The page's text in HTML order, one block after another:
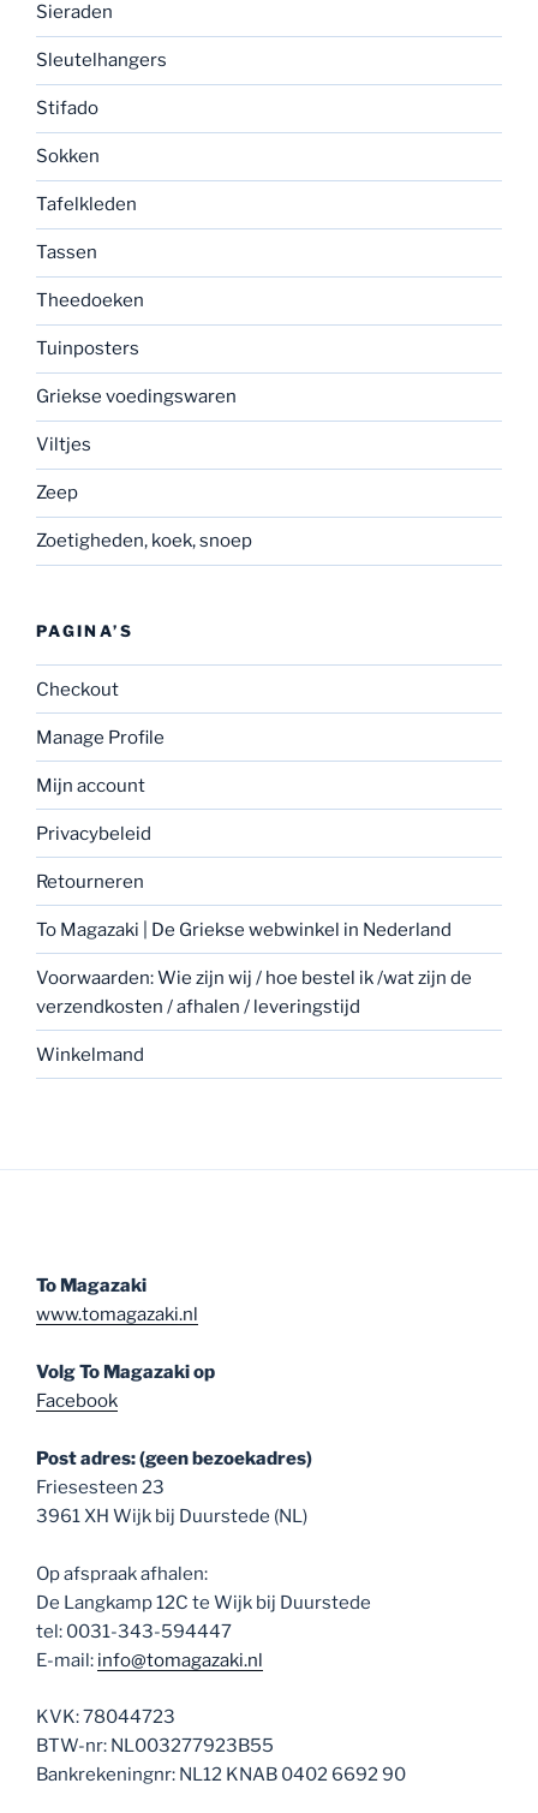
Sieraden
Sleutelhangers
Stifado
Sokken
Tafelkleden
Tassen
Theedoeken
Tuinposters
Griekse voedingswaren
Viltjes
Zeep
Zoetigheden, koek, snoep
PAGINA’S
Checkout
Manage Profile
Mijn account
Privacybeleid
Retourneren
To Magazaki | De Griekse webwinkel in Nederland
Voorwaarden: Wie zijn wij / hoe bestel ik /wat zijn de
verzendkosten / afhalen / leveringstijd
Winkelmand
To Magazaki
www.tomagazaki.nl
Volg To Magazaki op
Facebook
Post adres: (geen bezoekadres)
Friesesteen 23
3961 XH Wijk bij Duurstede (NL)
Op afspraak afhalen:
De Langkamp 12C te Wijk bij Duurstede
tel: 0031-343-594447
E-mail: info@tomagazaki.nl
KVK: 78044723
BTW-nr: NL003277923B55
Bankrekeningnr: NL12 KNAB 0402 6692 90